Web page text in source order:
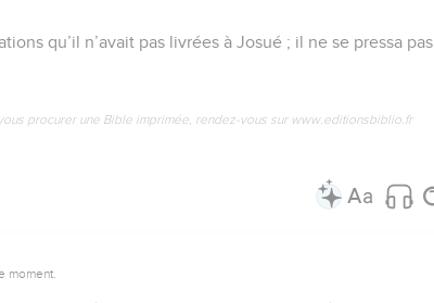
qu’il n’avait pas livrées à Josué ; il ne se pressa pas
procurer une Bible imprimée, rendez-vous sur www.editionsbiblio.fr
moment.